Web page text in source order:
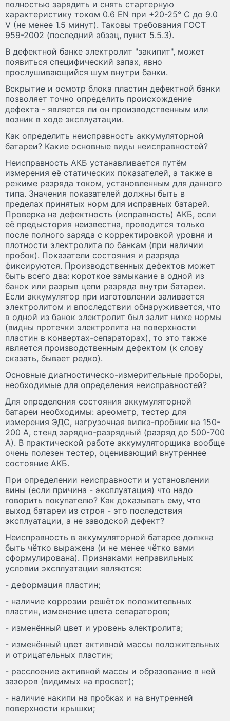
полностью зарядить и снять стартерную
характеристику током 0.6 EN при +20-25° C до 9.0
V (не менее 1.5 минут). Таковы требования ГОСТ
959-2002 (последний абзац, пункт 5.5.3).
В дефектной банке электролит "закипит", может
появиться специфический запах, явно
прослушивающийся шум внутри банки.
Вскрытие и осмотр блока пластин дефектной банки
позволяет точно определить происхождение
дефекта - является ли он производственным или
возник в ходе эксплуатации.
Как определить неисправность аккумуляторной
батареи? Какие основные виды неисправностей?
Неисправность АКБ устанавливается путём
измерения её статических показателей, а также в
режиме разряда током, установленным для данного
типа. Значения показателей должны быть в
пределах принятых норм для исправных батарей.
Проверка на дефектность (исправность) АКБ, если
её предыстория неизвестна, проводится только
после полного заряда с корректировкой уровня и
плотности электролита по банкам (при наличии
пробок). Показатели состояния и разряда
фиксируются. Производственных дефектов может
быть всего два: короткое замыкание в одной из
банок или разрыв цепи разряда внутри батареи.
Если аккумулятор при изготовлении заливается
электролитом и впоследствии обнаруживается, что
в одной из банок электролит был залит ниже нормы
(видны протечки электролита на поверхности
пластин в конвертах-сепараторах), то это также
является производственным дефектом (к слову
сказать, бывает редко).
Основные диагностическо-измерительные проборы,
необходимые для определения неисправностей?
Для определения состояния аккумуляторной
батареи необходимы: ареометр, тестер для
измерения ЭДС, нагрузочная вилка-пробник на 150-
200 А, стенд зарядно-разрядный (разряд до 500-700
А). В практической работе аккумуляторщика вообще
очень полезен тестер, оценивающий внутреннее
состояние АКБ.
При определении неисправности и установлении
вины (если причина - эксплуатация) что надо
говорить покупателю? Как доказывать ему, что
выход батареи из строя - это последствия
эксплуатации, а не заводской дефект?
Неисправность в аккумуляторной батарее должна
быть чётко выражена (и не менее чётко вами
сформулирована). Признаками неправильных
условии эксплуатации являются:
- деформация пластин;
- наличие коррозии решёток положительных
пластин, изменение цвета сепараторов;
- изменённый цвет и уровень электролита;
- изменённый цвет активной массы положительных
и отрицательных пластин;
- расслоение активной массы и образование в ней
зазоров (видимых на просвет);
- наличие накипи на пробках и на внутренней
поверхности крышки;